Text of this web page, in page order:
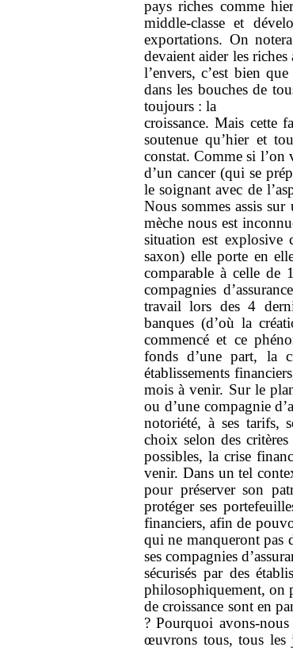
pays riches comme
middle-classe et
exportations. On
devaient aider les
l’envers, c’est bien
dans les bouches de
toujours : la
croissance. Mais cette
soutenue qu’hier et
constat. Comme si
d’un cancer (qui se
le soignant avec de
Nous sommes assis
mèche nous est
situation est explosive
saxon) elle porte en
comparable à celle de
compagnies
travail lors des 4
banques (d’où la
commencé et ce
fonds d’une part, la
établissements
mois à venir. Sur le
ou d’une compagnie
notoriété, à ses tarifs,
choix selon des
possibles, la crise
venir. Dans un tel
pour préserver son
protéger ses
financiers, afin de
qui ne manqueront pas
ses compagnies
sécurisés par des
philosophiquement, on
de croissance sont en
? Pourquoi avons-
œuvrons tous, tous les